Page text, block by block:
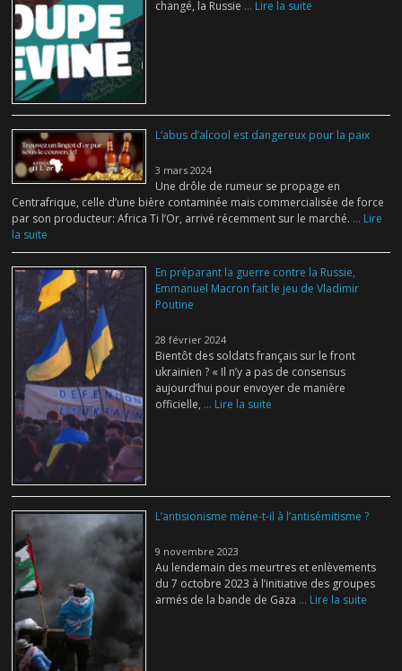
changé, la Russie ... Lire la suite
L’abus d’alcool est dangereux pour la paix
3 mars 2024
Une drôle de rumeur se propage en
Centrafrique, celle d’une bière contaminée mais commercialisée de force
par son producteur: Africa Ti l’Or, arrivé récemment sur le marché. ... Lire
la suite
En préparant la guerre contre la Russie,
Emmanuel Macron fait le jeu de Vladimir
Poutine
28 février 2024
Bientôt des soldats français sur le front
ukrainien ? « Il n’y a pas de consensus
aujourd’hui pour envoyer de manière
officielle, ... Lire la suite
L’antisionisme mène-t-il à l’antisémitisme ?
9 novembre 2023
Au lendemain des meurtres et enlèvements
du 7 octobre 2023 à l’initiative des groupes
armés de la bande de Gaza ... Lire la suite